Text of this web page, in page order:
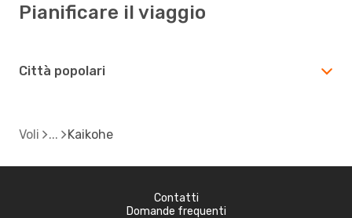
Pianificare il viaggio
Città popolari
Voli Kaikohe
Contatti
Domande frequenti